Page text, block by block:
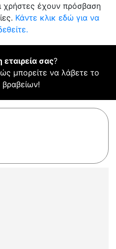
χρήστες έχουν πρόσβαση
Κάντε κλικ εδώ για να
εταιρεία σας?
μπορείτε να λάβετε το